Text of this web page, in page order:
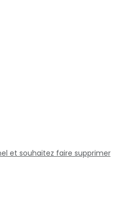
et souhaitez faire supprimer